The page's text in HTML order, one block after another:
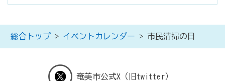
総合トップ > イベントカレンダー > 市民清掃の日
奄美市公式X（旧twitter）